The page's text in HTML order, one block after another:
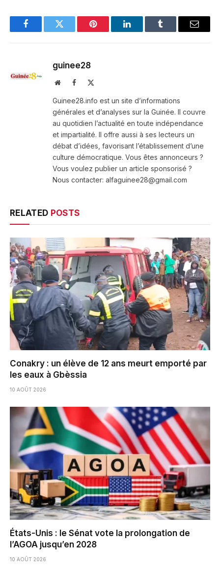
FacebookTwitter Pinterest LinkedInTumblr Email
guinee28
WebsiteFacebook
Guinee28.info est un site d’informations
générales et d’analyses sur la Guinée. Il couvre
au quotidien l’actualité en toute indépendance
et impartialité. Il offre aussi à ses lecteurs un
débat d’idées, favorisant l’établissement d’une
culture démocratique. Vous êtes annonceurs ?
Vous voulez publier un article sponsorisé ?
Nous contacter: alfaguinee28@gmail.com
RELATED POSTS
Conakry : un élève de 12 ans meurt emporté par
les eaux à Gbèssia
10 AOÛT 2026
États-Unis : le Sénat vote la prolongation de
l’AGOA jusqu’en 2028
10 AOÛT 2026